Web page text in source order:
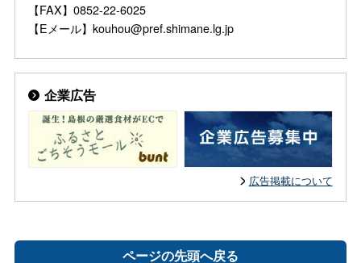
【FAX】0852-22-6025
【Eメール】kouhou@pref.shimane.lg.jp
企業広告
広告掲載について
ページの先頭へ戻る